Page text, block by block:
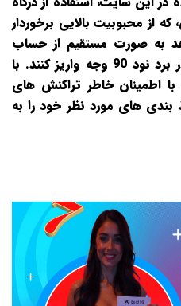
از محبوبیت بالایی برخوردار
به‌ صورت مستقیم از حساب
بانکی خود به حساب کاربری در برد نود 90 وجه واریز کنند. با
اطمینان خاطر تراکنش‌ های
بندی‌ های مورد نظر خود را به‌